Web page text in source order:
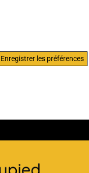
Enregistrer les préférences